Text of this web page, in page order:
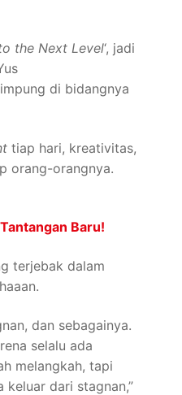
the Next Level‘, jadi
di bidangnya
tiap hari, kreativitas,
orang-orangnya.
Baru!
terjebak dalam
dan sebagainya.
selalu ada
melangkah, tapi
keluar dari stagnan,”